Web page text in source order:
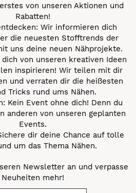
von unseren Aktionen und
Rabatten!
Wir informieren dich
die neuesten Stofftrends der
uns deine neuen Nähprojekte.
von unseren kreativen Ideen
inspirieren! Wir teilen mit dir
und verraten dir die heißesten
Tricks rund ums Nähen.
Kein Event ohne dich! Denn du
anderen von unseren geplanten
Events.
dir deine Chance auf tolle
um das Thema Nähen.
Newsletter an und verpasse
mehr!